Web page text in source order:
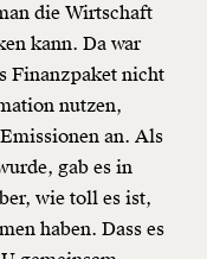
die Wirtschaft
kann. Da war
Finanzpaket nicht
nutzen,
an. Als
gab es in
wie toll es ist,
haben. Dass es